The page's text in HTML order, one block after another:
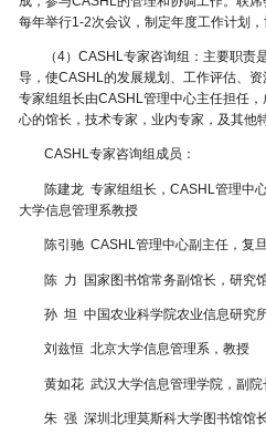
每年举行1-2次会议，制定年度工作计划，
（4）CASHL专家咨询组：主要职责
导，使CASHL的发展规划、工作评估、资
专家组组长由CASHL管理中心主任担任
心的馆长，技术专家，业内专家，及其他
CASHL专家咨询组成员：
陈建龙 专家组组长，CASHL管理中
大学信息管理系教授
陈引驰 CASHL管理中心副主任，复
陈 力 国家图书馆常务副馆长，研究
孙 坦 中国农业科学院农业信息研究
刘兹恒 北京大学信息管理系，教授
黄如花 武汉大学信息管理学院，副院
朱 强 深圳北理莫斯科大学图书馆馆